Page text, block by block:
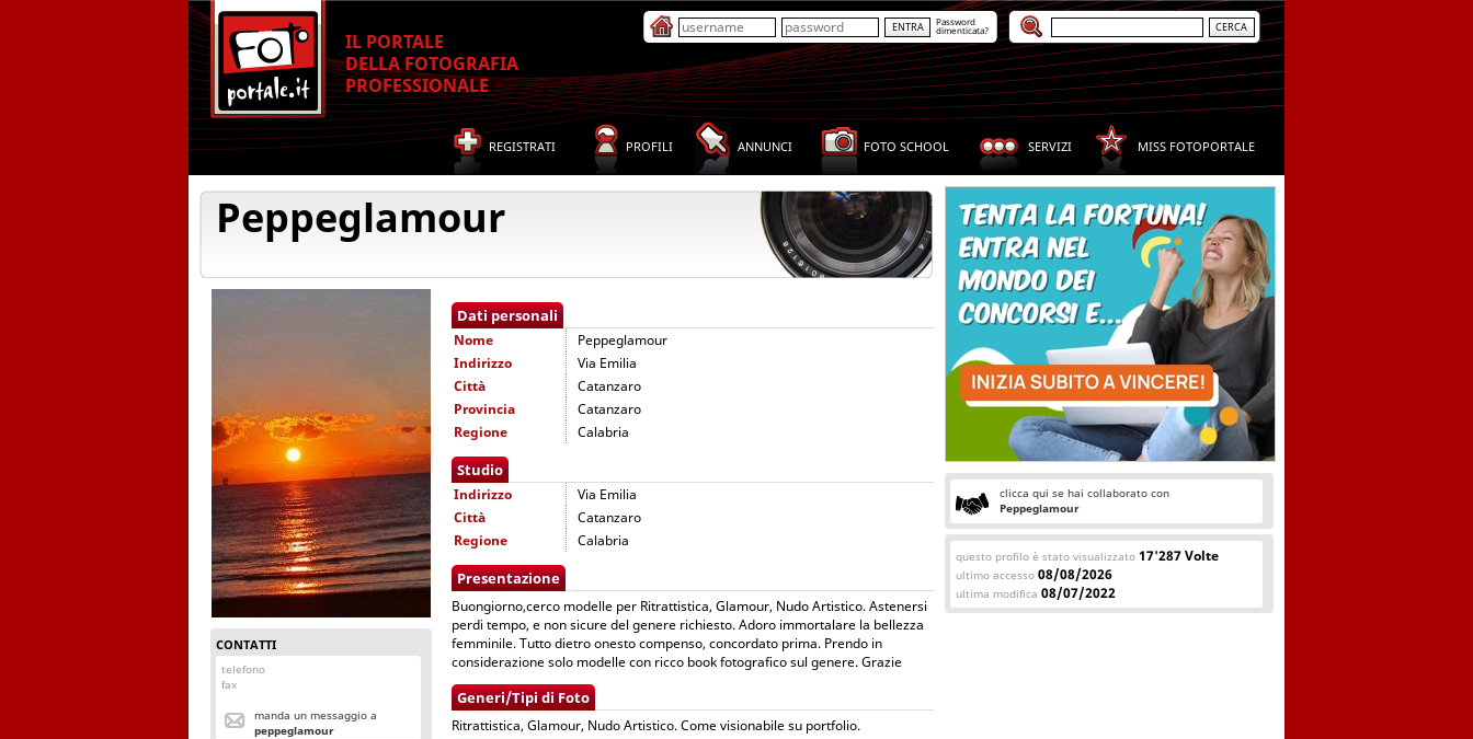
IL PORTALE
DELLA FOTOGRAFIA
PROFESSIONALE
Password
dimenticata?
REGISTRATI PROFILI ANNUNCI FOTO SCHOOL SERVIZI MISS FOTOPORTALE
Peppeglamour
CONTATTI
telefono
fax
manda un messaggio a
peppeglamour
Dati personali
Nome
Peppeglamour
Indirizzo
Via Emilia
Città
Catanzaro
Provincia
Catanzaro
Regione
Calabria
Studio
Indirizzo
Via Emilia
Città
Catanzaro
Regione
Calabria
Presentazione
Buongiorno,cerco modelle per Ritrattistica, Glamour, Nudo Artistico. Astenersi
perdi tempo, e non sicure del genere richiesto. Adoro immortalare la bellezza
femminile. Tutto dietro onesto compenso, concordato prima. Prendo in
considerazione solo modelle con ricco book fotografico sul genere. Grazie
Generi/Tipi di Foto
Ritrattistica, Glamour, Nudo Artistico. Come visionabile su portfolio.
clicca qui se hai collaborato con
Peppeglamour
questo profilo è stato visualizzato 17'287 Volte
ultimo accesso 08/08/2026
ultima modifica 08/07/2022